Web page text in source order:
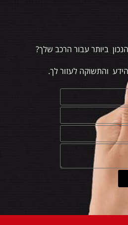
ביותר עבור הרכב שלך?
והתשוקה לעזור לך.